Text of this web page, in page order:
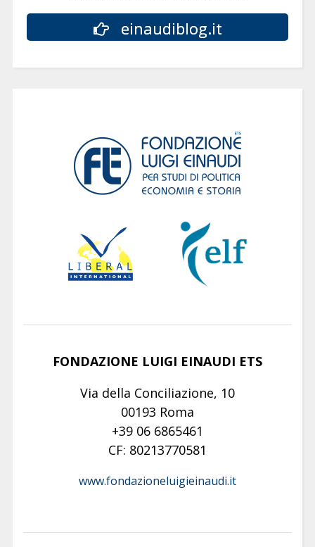
einaudiblog.it
FONDAZIONE LUIGI EINAUDI ETS
Via della Conciliazione, 10
00193 Roma
+39 06 6865461
CF: 80213770581
www.fondazioneluigieinaudi.it